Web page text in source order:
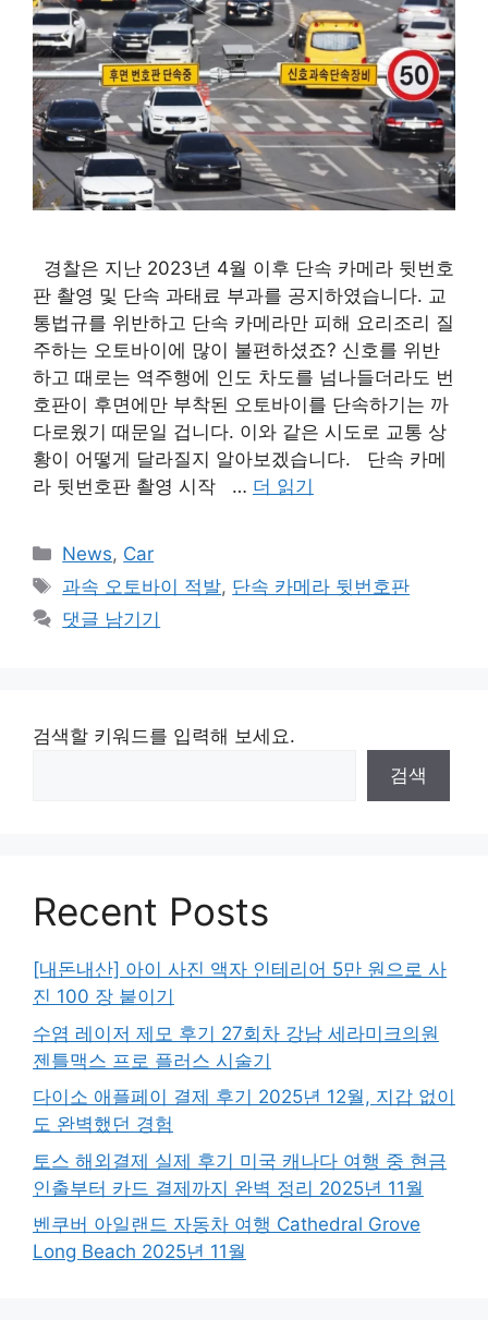
경찰은 지난 2023년 4월 이후 단속 카메라 뒷번호
판 촬영 및 단속 과태료 부과를 공지하였습니다. 교
통법규를 위반하고 단속 카메라만 피해 요리조리 질
주하는 오토바이에 많이 불편하셨죠? 신호를 위반
하고 때로는 역주행에 인도 차도를 넘나들더라도 번
호판이 후면에만 부착된 오토바이를 단속하기는 까
다로웠기 때문일 겁니다. 이와 같은 시도로 교통 상
황이 어떻게 달라질지 알아보겠습니다. 단속 카메
라 뒷번호판 촬영 시작 … 더 읽기
카
테
리
News, Car
태
그
과속 오토바이 적발, 단속 카메라 뒷번호판
댓글 남기기
검색할 키워드를 입력해 보세요.
검색
Recent Posts
[내돈내산] 아이 사진 액자 인테리어 5만 원으로 사
진 100 장 붙이기
수염 레이저 제모 후기 27회차 강남 세라미크의원
젠틀맥스 프로 플러스 시술기
다이소 애플페이 결제 후기 2025년 12월, 지갑 없이
도 완벽했던 경험
토스 해외결제 실제 후기 미국 캐나다 여행 중 현금
인출부터 카드 결제까지 완벽 정리 2025년 11월
벤쿠버 아일랜드 자동차 여행 Cathedral Grove
Long Beach 2025년 11월